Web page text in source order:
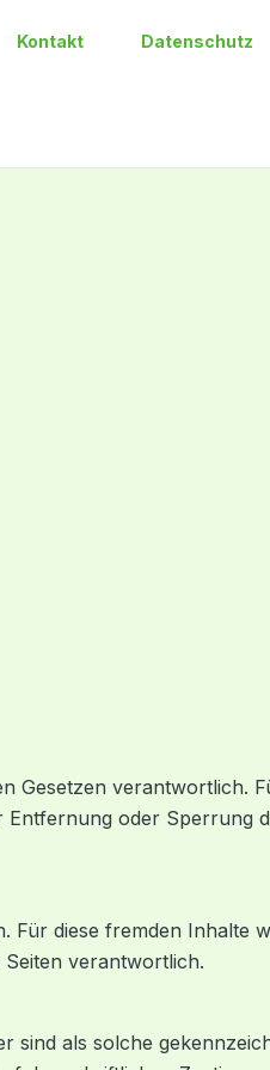
Kontakt Datenschutz
Gesetzen verantwortlich.
Entfernung oder Sperrung
Für diese fremden Inhalte
verantwortlich.
sind als solche